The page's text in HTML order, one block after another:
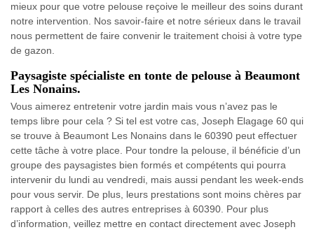
mieux pour que votre pelouse reçoive le meilleur des soins durant
notre intervention. Nos savoir-faire et notre sérieux dans le travail
nous permettent de faire convenir le traitement choisi à votre type
de gazon.
Paysagiste spécialiste en tonte de pelouse à Beaumont
Les Nonains.
Vous aimerez entretenir votre jardin mais vous n’avez pas le
temps libre pour cela ? Si tel est votre cas, Joseph Elagage 60 qui
se trouve à Beaumont Les Nonains dans le 60390 peut effectuer
cette tâche à votre place. Pour tondre la pelouse, il bénéficie d’un
groupe des paysagistes bien formés et compétents qui pourra
intervenir du lundi au vendredi, mais aussi pendant les week-ends
pour vous servir. De plus, leurs prestations sont moins chères par
rapport à celles des autres entreprises à 60390. Pour plus
d’information, veillez mettre en contact directement avec Joseph